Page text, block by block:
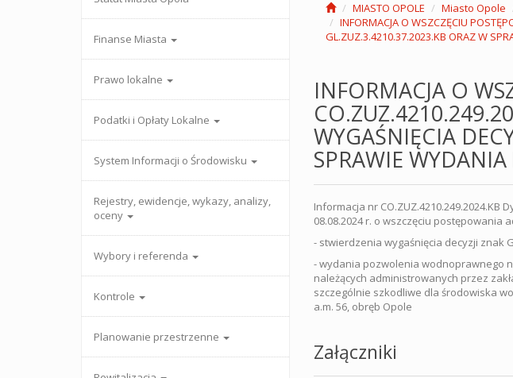
Finanse Miasta
Prawo lokalne
Podatki i Opłaty Lokalne
System Informacji o Środowisku
Rejestry, ewidencje, wykazy, analizy,
oceny
Wybory i referenda
Kontrole
Planowanie przestrzenne
MIASTO OPOLE Miasto Opole
INFORMACJA O WSZCZĘCIU
GL.ZUZ.3.4210.37.2023.KB ORAZ W
INFORMACJA O
WYGAŚNIĘCIA
SPRAWIE
Informacja nr
08.08.2024 r. o wszczęciu postępowania
- stwierdzenia wygaśnięcia decyzji znak
- wydania pozwolenia wodnoprawnego
należących administrowanych przez
szczególnie szkodliwe dla środowiska
a.m. 56, obręb Opole
Załączniki